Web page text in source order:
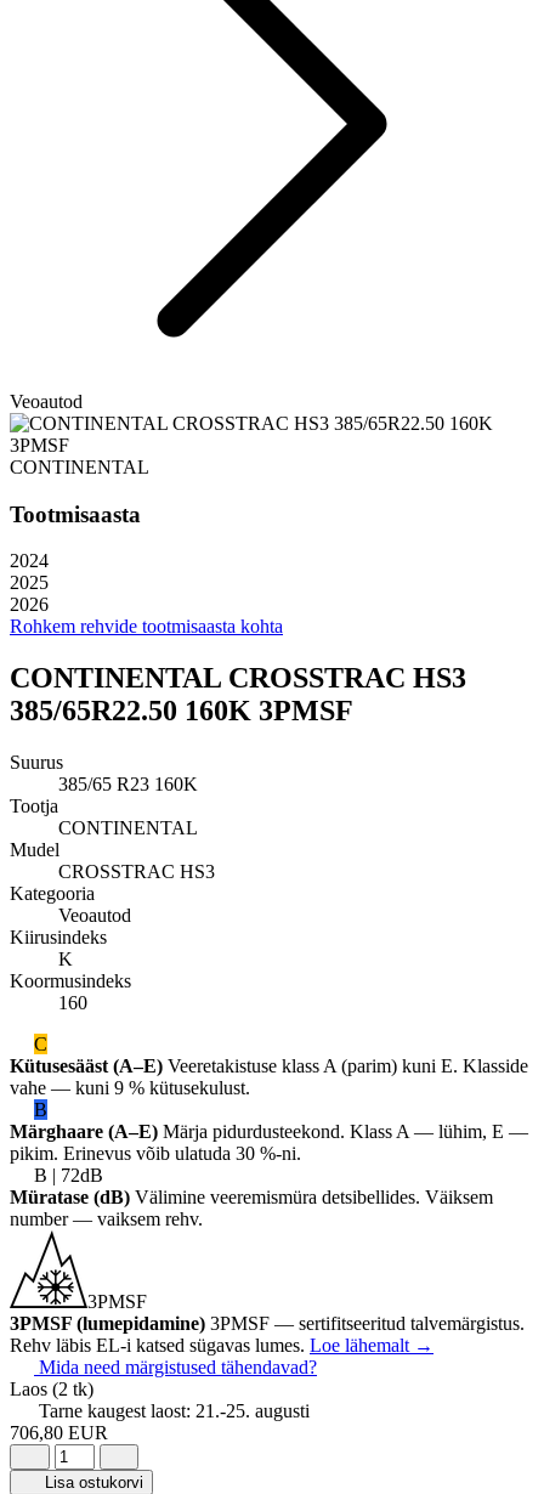
Veoautod
CONTINENTAL
Tootmisaasta
2024
2025
2026
Rohkem rehvide tootmisaasta kohta
CONTINENTAL CROSSTRAC HS3
385/65R22.50 160K 3PMSF
Suurus
385/65 R23 160K
Tootja
CONTINENTAL
Mudel
CROSSTRAC HS3
Kategooria
Veoautod
Kiirusindeks
K
Koormusindeks
160
C
Kütusesääst (A–E) Veeretakistuse klass A (parim) kuni E. Klasside
vahe — kuni 9 % kütusekulust.
B
Märghaare (A–E) Märja pidurdusteekond. Klass A — lühim, E —
pikim. Erinevus võib ulatuda 30 %-ni.
B | 72dB
Müratase (dB) Välimine veeremismüra detsibellides. Väiksem
number — vaiksem rehv.
3PMSF
3PMSF (lumepidamine) 3PMSF — sertifitseeritud talvemärgistus.
Rehv läbis EL-i katsed sügavas lumes. Loe lähemalt →
Mida need märgistused tähendavad?
Laos (2 tk)
Tarne kaugest laost: 21.-25. augusti
706,80 EUR
Lisa ostukorvi